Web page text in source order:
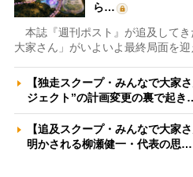
ら…
本誌『週刊ポスト』が追及して
大家さん」がいよいよ最終局面を
【独走スクープ・みんなで大家
ジェクト”の計画変更の裏で起き
【追及スクープ・みんなで大家
明かされる柳瀬健一・代表の思…